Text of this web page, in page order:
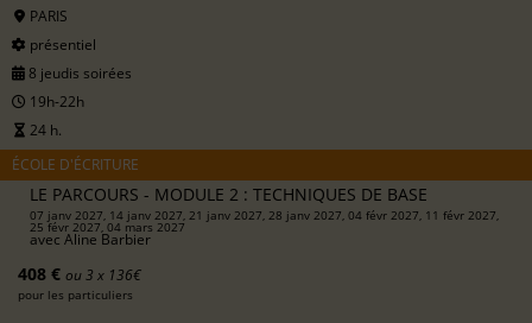
PARIS
présentiel
8 jeudis soirées
19h-22h
24 h.
ÉCOLE D'ÉCRITURE
LE PARCOURS - MODULE 2 : TECHNIQUES DE BASE
07 janv 2027, 14 janv 2027, 21 janv 2027, 28 janv 2027, 04 févr 2027, 11 févr 2027,
25 févr 2027, 04 mars 2027
avec Aline Barbier
408 € ou 3 x 136€
pour les particuliers